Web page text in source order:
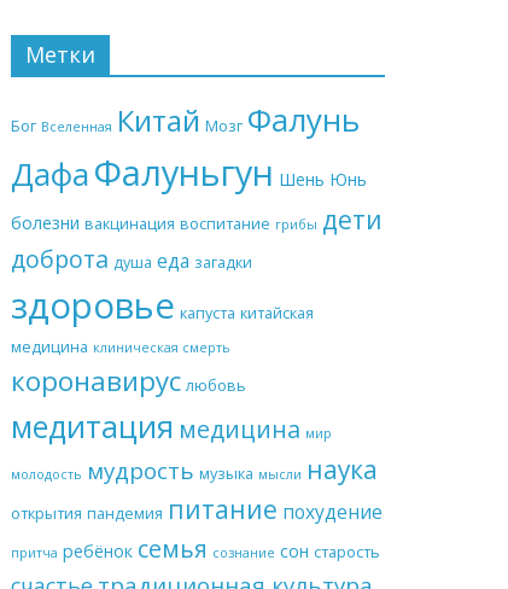
Метки
Бог Вселенная Китай Мозг Фалунь
ДафаФалуньгун Шень Юнь
болезни вакцинация воспитание грибы дети
доброта душа еда загадки
здоровье капуста китайская
медицина клиническая смерть
коронавирус любовь
медитация медицина мир
молодость мудрость музыка мысли наука
открытия пандемия питание похудение
притча ребёнок семья сознание сон старость